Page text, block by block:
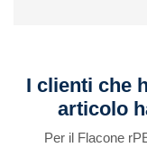
I clienti che
articolo
Per il Flacone